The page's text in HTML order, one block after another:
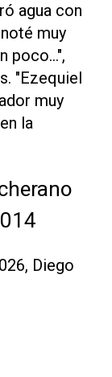
agua con
muy
poco...",
"Ezequiel
muy
la